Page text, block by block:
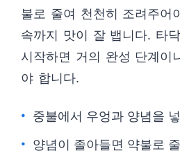
불로 줄여 천천히 조려주어
속까지 맛이 잘 뱁니다. 타
시작하면 거의 완성 단계이
야 합니다.
중불에서 우엉과 양념을
양념이 졸아들면 약불로